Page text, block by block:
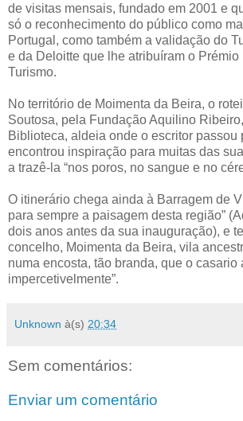
de visitas mensais, fundado em 2001 e
só o reconhecimento do público como
Portugal, como também a validação do
e da Deloitte que lhe atribuíram o
Turismo.
No território de Moimenta da Beira, o
Soutosa, pela Fundação Aquilino
Biblioteca, aldeia onde o escritor passou
encontrou inspiração para muitas das
a trazê-la “nos poros, no sangue e no
O itinerário chega ainda à Barragem de
para sempre a paisagem desta região”
dois anos antes da sua inauguração), e
concelho, Moimenta da Beira, vila
numa encosta, tão branda, que o casario
impercetivelmente”.
Unknown à(s) 20:34
Sem comentários:
Enviar um comentário